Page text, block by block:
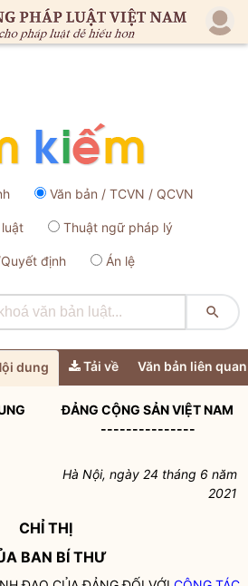
Văn bản / TCVN / QCVN
Thuật ngữ pháp lý
định Án lệ

dung Tải về Văn bản liên quan
ĐẢNG CỘNG SẢN VIỆT NAM
---------------
Hà Nội, ngày 24 tháng 6 năm
2021
CHỈ THỊ
BAN BÍ THƯ